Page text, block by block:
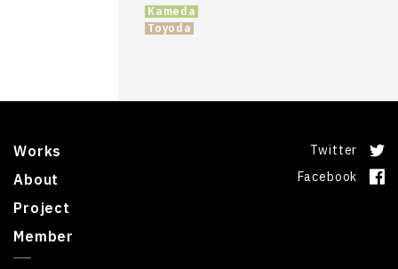
Kameda
Toyoda
Works
About
Project
Member
Twitter
Facebook